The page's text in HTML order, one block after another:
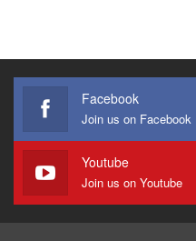
Facebook
Join us on Facebook
Youtube
Join us on Youtube